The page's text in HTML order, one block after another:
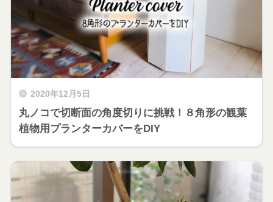
2020年12月5日
丸ノコで切断面の角度切りに挑戦！８角形の観葉
植物用プランターカバーをDIY